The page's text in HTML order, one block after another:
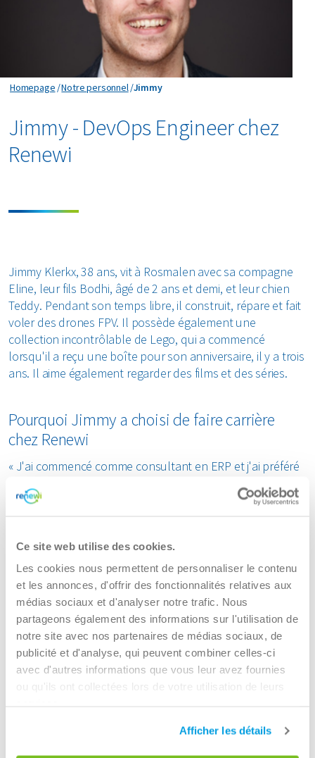
Ce site web utilise des cookies.
Les cookies nous permettent de personnaliser le contenu
et les annonces, d'offrir des fonctionnalités relatives aux
médias sociaux et d'analyser notre trafic. Nous
partageons également des informations sur l'utilisation de
notre site avec nos partenaires de médias sociaux, de
publicité et d'analyse, qui peuvent combiner celles-ci
avec d'autres informations que vous leur avez fournies
ou qu'ils ont collectées lors de votre utilisation de leurs
Afficher les détails
Homepage Notre personnelJimmy
Jimmy
Jimmy - DevOps Engineer chez
Renewi
Jimmy Klerkx, 38 ans, vit à Rosmalen avec sa compagne
Eline, leur fils Bodhi, âgé de 2 ans et demi, et leur chien
Teddy. Pendant son temps libre, il construit, répare et fait
voler des drones FPV. Il possède également une
collection incontrôlable de Lego, qui a commencé
lorsqu'il a reçu une boîte pour son anniversaire, il y a trois
ans. Il aime également regarder des films et des séries.
Pourquoi Jimmy a choisi de faire carrière
chez Renewi
« J'ai commencé comme consultant en ERP et j'ai préféré
un poste en interne. Chez mon précédent employeur,
l'équipe informatique était très réduite, ce qui limitait mes
Renewi m'a contacté, et après une bonne conversation
avec le manager et l'équipe, j'ai su que c'était le bon choix.
Jimmy a commencé sa carrière chez Renewi en tant
qu’Application Services Consultant et a évolué vers le rôle
de DevOps Engineer au sein de l'équipe logistique, où il
travaille depuis le 1er juillet.
Transformation IT : travailler sur Dynamics et
« En matière de technologies de l'information, Renewi est